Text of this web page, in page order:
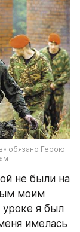
обязано Герою
не были на
моим
я был
имелась